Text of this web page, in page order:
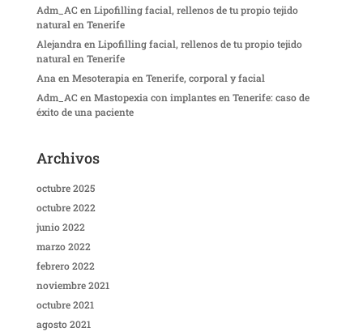
Adm_AC enLipofilling facial, rellenos de tu propio tejido
natural en Tenerife
AlejandraenLipofilling facial, rellenos de tu propio tejido
natural en Tenerife
AnaenMesoterapia en Tenerife, corporal y facial
Adm_AC enMastopexia con implantes en Tenerife: caso de
éxito de una paciente
Archivos
octubre 2025
octubre 2022
junio 2022
marzo 2022
febrero 2022
noviembre 2021
octubre 2021
agosto 2021